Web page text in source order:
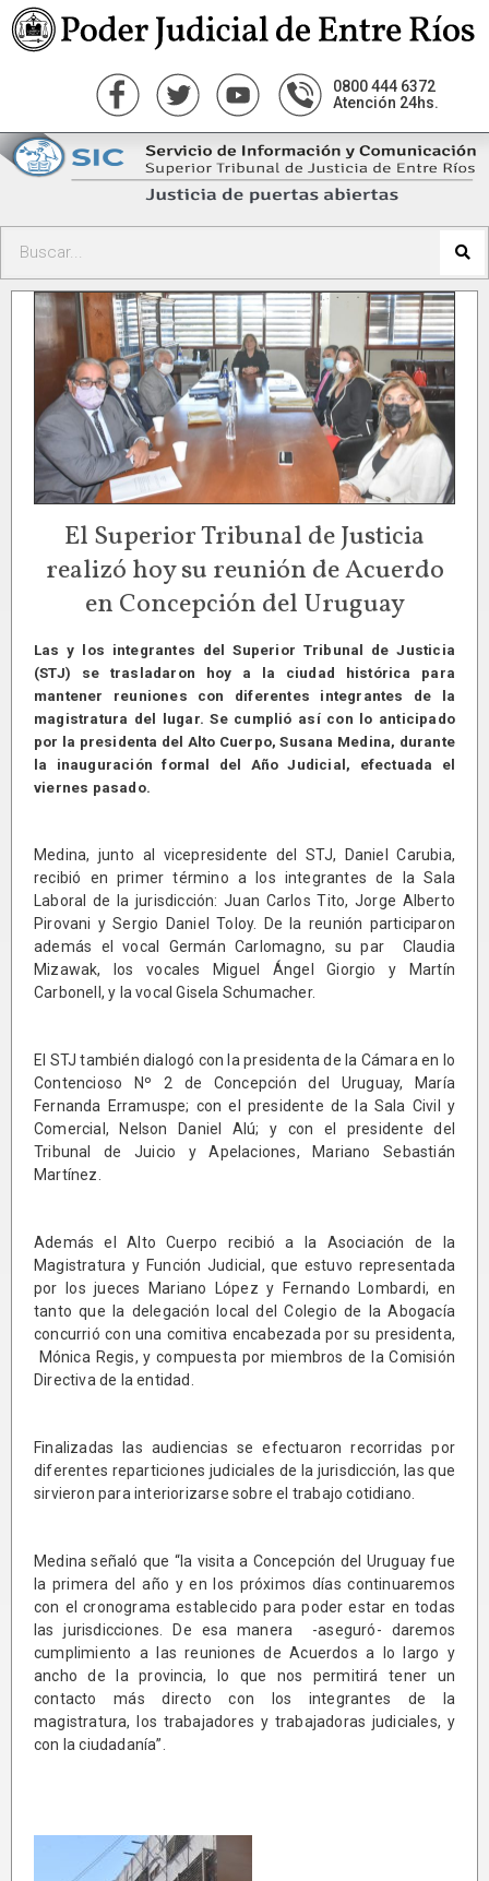
0800 444 6372
Atención 24hs.
El Superior Tribunal de Justicia
realizó hoy su reunión de Acuerdo
en Concepción del Uruguay
Las y los integrantes del Superior Tribunal de Justicia
(STJ) se trasladaron hoy a la ciudad histórica para
mantener reuniones con diferentes integrantes de la
magistratura del lugar. Se cumplió así con lo anticipado
por la presidenta del Alto Cuerpo, Susana Medina, durante
la inauguración formal del Año Judicial, efectuada el
viernes pasado.
Medina, junto al vicepresidente del STJ, Daniel Carubia,
recibió en primer término a los integrantes de la Sala
Laboral de la jurisdicción: Juan Carlos Tito, Jorge Alberto
Pirovani y Sergio Daniel Toloy. De la reunión participaron
además el vocal Germán Carlomagno, su par Claudia
Mizawak, los vocales Miguel Ángel Giorgio y Martín
Carbonell, y la vocal Gisela Schumacher.
El STJ también dialogó con la presidenta de la Cámara en lo
Contencioso Nº 2 de Concepción del Uruguay, María
Fernanda Erramuspe; con el presidente de la Sala Civil y
Comercial, Nelson Daniel Alú; y con el presidente del
Tribunal de Juicio y Apelaciones, Mariano Sebastián
Martínez.
Además el Alto Cuerpo recibió a la Asociación de la
Magistratura y Función Judicial, que estuvo representada
por los jueces Mariano López y Fernando Lombardi, en
tanto que la delegación local del Colegio de la Abogacía
concurrió con una comitiva encabezada por su presidenta,
Mónica Regis, y compuesta por miembros de la Comisión
Directiva de la entidad.
Finalizadas las audiencias se efectuaron recorridas por
diferentes reparticiones judiciales de la jurisdicción, las que
sirvieron para interiorizarse sobre el trabajo cotidiano.
Medina señaló que “la visita a Concepción del Uruguay fue
la primera del año y en los próximos días continuaremos
con el cronograma establecido para poder estar en todas
las jurisdicciones. De esa manera -aseguró- daremos
cumplimiento a las reuniones de Acuerdos a lo largo y
ancho de la provincia, lo que nos permitirá tener un
contacto más directo con los integrantes de la
magistratura, los trabajadores y trabajadoras judiciales, y
con la ciudadanía”.